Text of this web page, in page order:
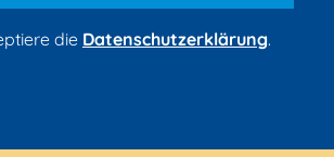
die Datenschutzerklärung.